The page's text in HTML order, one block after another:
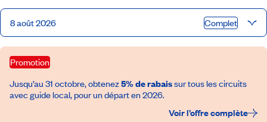
8 août 2026 Complet
Promotion
Jusqu’au 31 octobre, obtenez5% de rabaissur tous les circuits
avec guide local, pour un départ en 2026.
Voir l’offre complète